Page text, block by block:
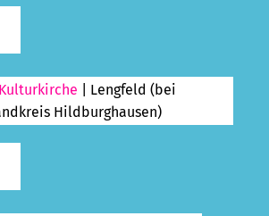
| Lengfeld (bei
Hildburghausen)